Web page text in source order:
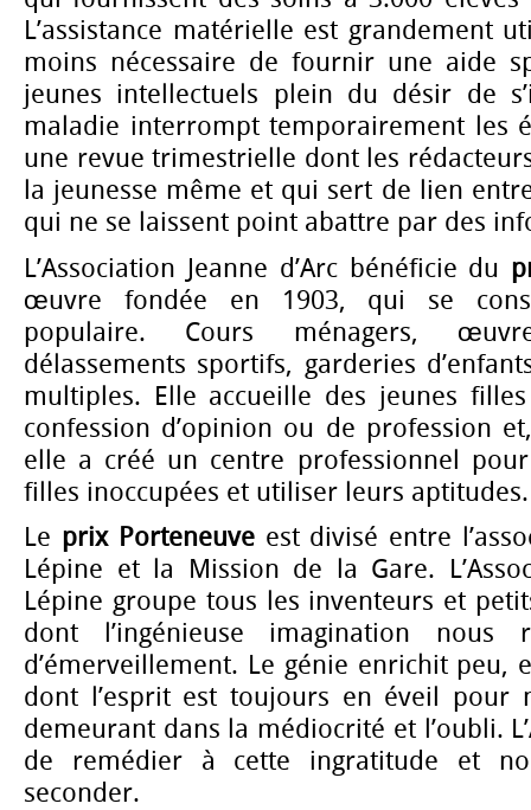
L’assistance matérielle est grandement
moins nécessaire de fournir une aide
jeunes intellectuels plein du désir de
maladie interrompt temporairement les
une revue trimestrielle dont les
la jeunesse même et qui sert de lien
qui ne se laissent point abattre par des
L’Association Jeanne d’Arc bénéficie du
œuvre fondée en 1903, qui se
populaire. Cours ménagers,
délassements sportifs, garderies
multiples. Elle accueille des jeunes
confession d’opinion ou de profession
elle a créé un centre professionnel
filles inoccupées et utiliser leurs aptitudes.
Le prix Porteneuveest divisé entre
Lépine et la Mission de la Gare.
Lépine groupe tous les inventeurs et
dont l’ingénieuse imagination nous
d’émerveillement. Le génie enrichit peu,
dont l’esprit est toujours en éveil pour
demeurant dans la médiocrité et l’oubli.
de remédier à cette ingratitude et
seconder.